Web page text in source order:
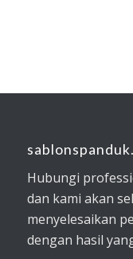
Hubungi
dan kami akan
menyelesaikan
dengan hasil